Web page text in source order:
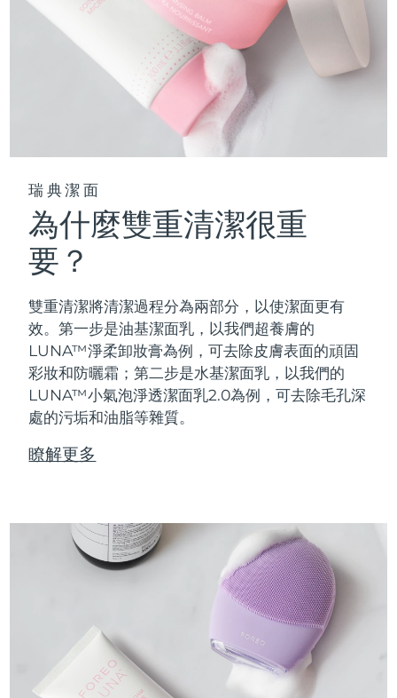
瑞典潔面
為什麼雙重清潔很重
要？
雙重清潔將清潔過程分為兩部分，以使潔面更有
效。第一步是油基潔面乳，以我們超養膚的
LUNA™淨柔卸妝膏為例，可去除皮膚表面的頑固
彩妝和防曬霜；第二步是水基潔面乳，以我們的
LUNA™小氣泡淨透潔面乳2.0為例，可去除毛孔深
處的污垢和油脂等雜質。
瞭解更多